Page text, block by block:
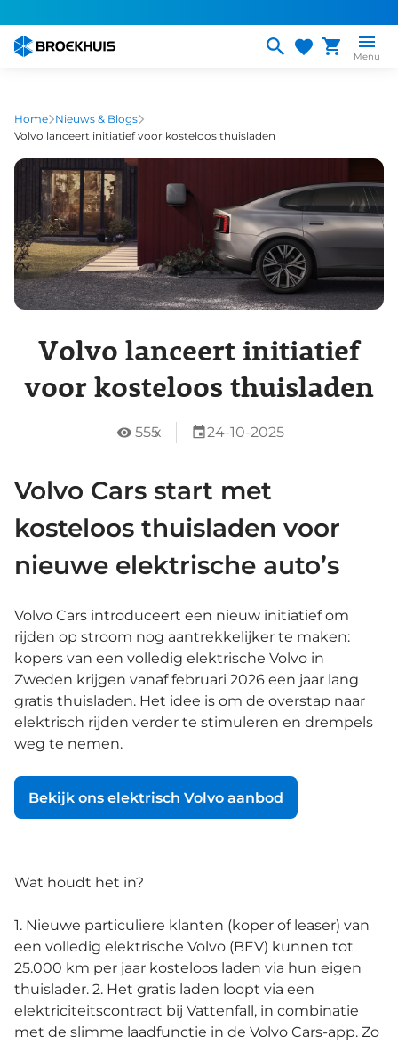
naar
gaan
Menu
Home Nieuws & Blogs
Volvo lanceert initiatief voor kosteloos thuisladen
Volvo lanceert initiatief
voor kosteloos thuisladen
555x 24-10-2025
Volvo Cars start met
kosteloos thuisladen voor
nieuwe elektrische auto’s
Volvo Cars introduceert een nieuw initiatief om
rijden op stroom nog aantrekkelijker te maken:
kopers van een volledig elektrische Volvo in
Zweden krijgen vanaf februari 2026 een jaar lang
gratis thuisladen. Het idee is om de overstap naar
elektrisch rijden verder te stimuleren en drempels
weg te nemen.
Bekijk ons elektrisch Volvo aanbod
Wat houdt het in?
1. Nieuwe particuliere klanten (koper of leaser) van
een volledig elektrische Volvo (BEV) kunnen tot
25.000 km per jaar kosteloos laden via hun eigen
thuislader. 2. Het gratis laden loopt via een
elektriciteitscontract bij Vattenfall, in combinatie
met de slimme laadfunctie in de Volvo Cars-app. Zo